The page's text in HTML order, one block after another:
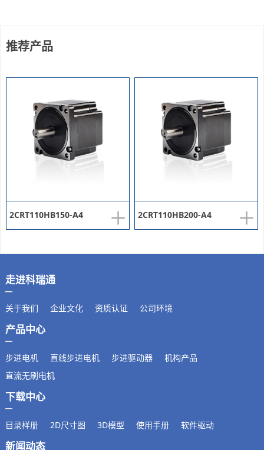
推荐产品
+
2CRT110HB150-A4 +
2CRT110HB200-A4
走进科瑞通
关于我们 企业文化 资质认证 公司环境
产品中心
步进电机 直线步进电机 步进驱动器
机构产品
直流无刷电机
下载中心
目录样册 2D尺寸图 3D模型 使用手册 软件驱动
新闻动态